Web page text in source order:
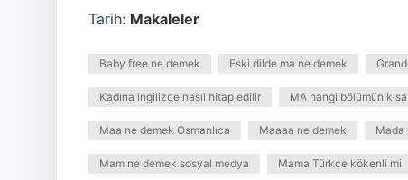
Tarih: Makaleler
Baby free ne demek Eski dilde ma ne demek
Kadına ingilizce nasıl hitap edilir MA hangi bölümün
Maa ne demek Osmanlıca Maaaa ne demek Mada
Mam ne demek sosyal medya Mama Türkçe kökenli mi